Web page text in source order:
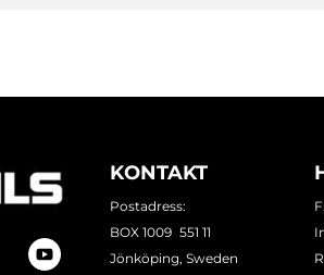
KONTAKT
Postadress:
BOX 1009 551 11
Jönköping, Sweden